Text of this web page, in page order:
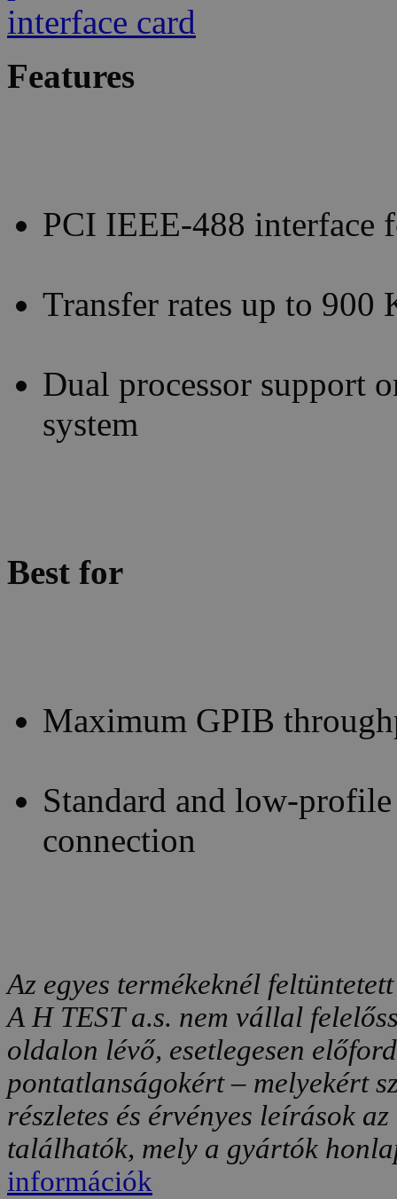
Features
PCI IEEE-488 interface
Transfer rates up to 900
Dual processor support
system
Best for
Maximum GPIB
Standard and low-
connection
Az egyes termékeknél
A H TEST a.s. nem vállal
oldalon lévő, esetlegesen
pontatlanságokért – melyekért
részletes és érvényes leírások
találhatók, mely a gyártók
információk